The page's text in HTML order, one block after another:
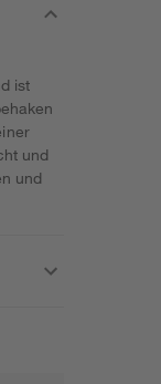
ist
und
und